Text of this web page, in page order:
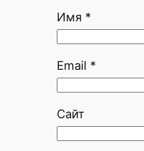
Имя *
Email *
Сайт